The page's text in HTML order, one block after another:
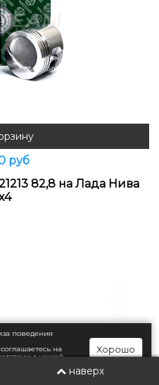
руб
82,8 на Лада Нива
наверх
поведения
на
с нашей
Хорошо